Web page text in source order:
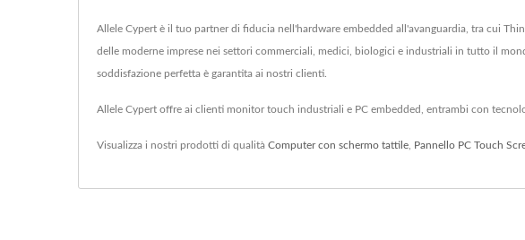
Allele Cypert è il tuo partner di fiducia nell'hardware embedded all'avanguardia, tra cui
delle moderne imprese nei settori commerciali, medici, biologici e industriali in tutto il
soddisfazione perfetta è garantita ai nostri clienti.
Allele Cypert offre ai clienti monitor touch industriali e PC embedded, entrambi con
Visualizza i nostri prodotti di qualità Computer con schermo tattile Pannello PC Touch